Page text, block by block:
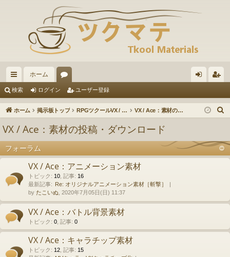
イ
ッ
ン
ホーム
ー
ム
イ ザ
録
検索 ログイン ユーザー登録
ホーム 掲示板トップ RPGツクールVX / VXAce / XP / 2000 VX / Ace：素材の投稿・ダウンロード
VX / Ace：素材の投稿・ダウンロード
フォーラム
VX / Ace：アニメーション素材
トピック : 10 記事: 16
最新記事: Re: オリジナルアニメーション素材［斬撃］
by たこいぬ , 2020年7月05日(日) 11:37
VX / Ace：バトル背景素材
トピック : 0 記事: 0
VX / Ace：キャラチップ素材
トピック : 12 記事: 15